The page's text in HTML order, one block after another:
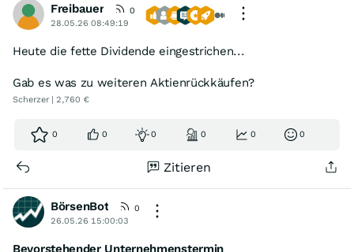
Freibauer
0
28.05.26 08:49:19
Heute die fette Dividende eingestrichen...
Gab es was zu weiteren Aktienrückkäufen?
Scherzer | 2,760 €
0 0 0 0 0 0
Zitieren
BörsenBot
0
26.05.26 15:00:03
Bevorstehender Unternehmenstermin